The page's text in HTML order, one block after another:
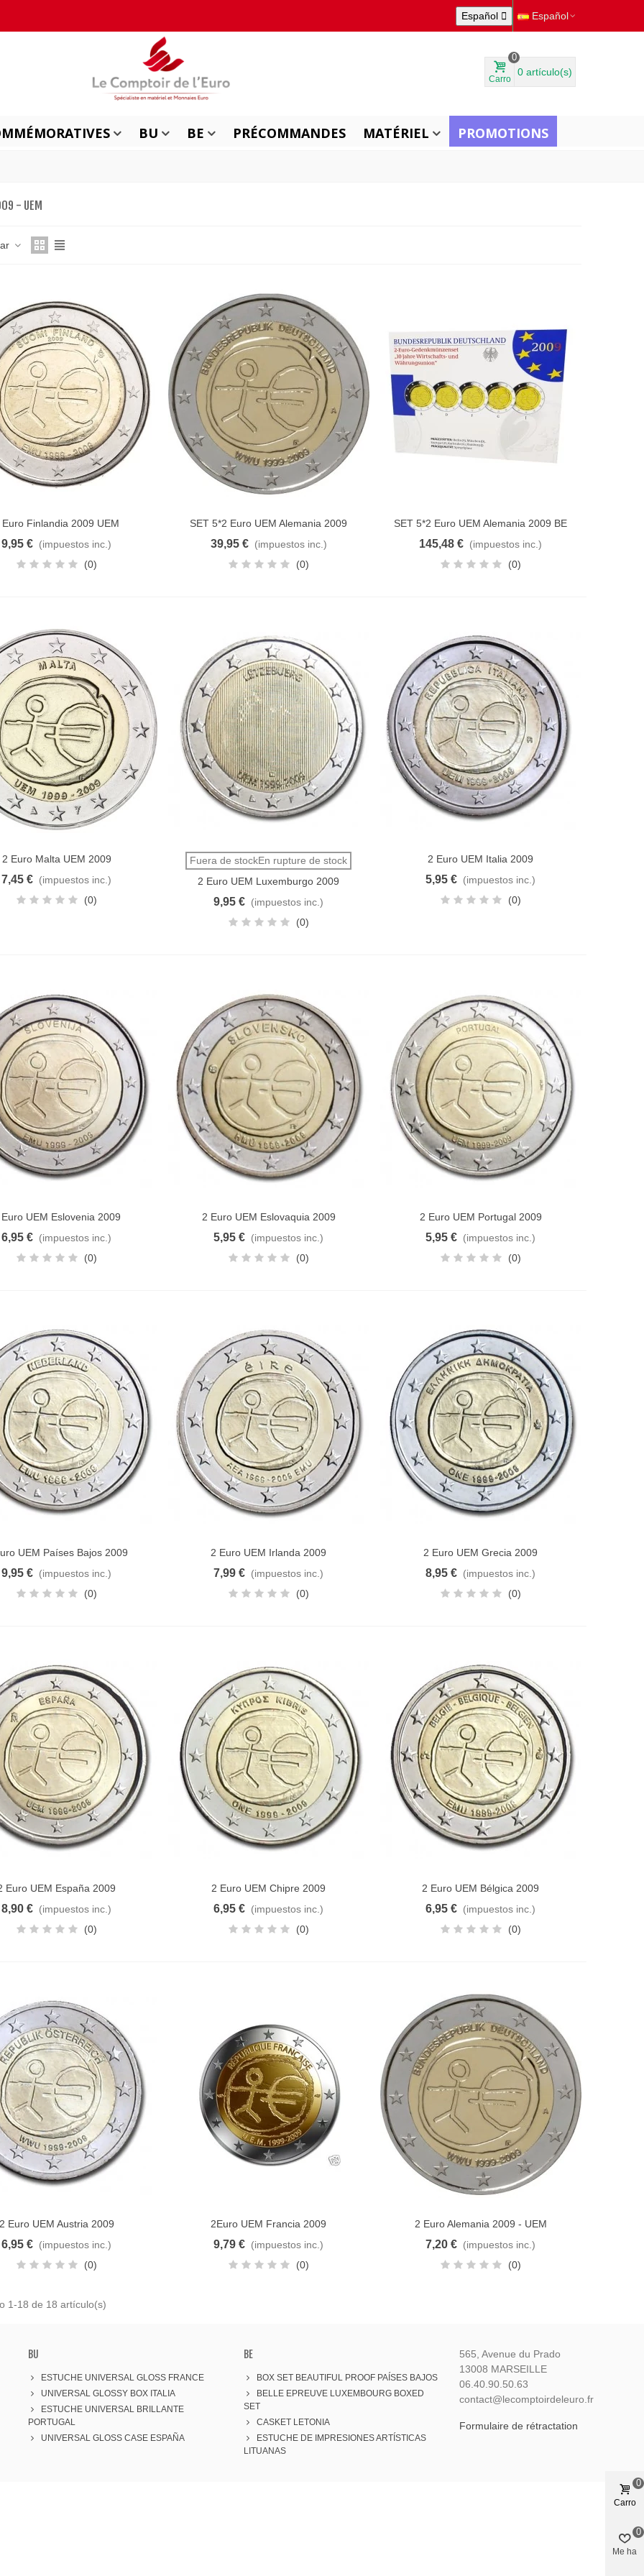
Español  Español
Carro
0
0 artículo(s)
BU BE PRÉCOMMANDES MATÉRIEL PROMOTIONS
- UEM
al carrito
Euro Finlandia 2009 UEM
9,95 € (impuestos inc.)
(0)
Añadir al carrito
SET 5*2 Euro UEM Alemania 2009
39,95 € (impuestos inc.)
(0)
Añadir al carrito
SET 5*2 Euro UEM Alemania 2009 BE
145,48 € (impuestos inc.)
(0)
al carrito
2 Euro Malta UEM 2009
7,45 € (impuestos inc.)
(0)
Vista rápida
Fuera de stockEn rupture de stock
2 Euro UEM Luxemburgo 2009
9,95 € (impuestos inc.)
(0)
Añadir al carrito
2 Euro UEM Italia 2009
5,95 € (impuestos inc.)
(0)
al carrito
UEM Eslovenia 2009
6,95 € (impuestos inc.)
(0)
Añadir al carrito
2 Euro UEM Eslovaquia 2009
5,95 € (impuestos inc.)
(0)
Añadir al carrito
2 Euro UEM Portugal 2009
5,95 € (impuestos inc.)
(0)
al carrito
UEM Países Bajos 2009
9,95 € (impuestos inc.)
(0)
Añadir al carrito
2 Euro UEM Irlanda 2009
7,99 € (impuestos inc.)
(0)
Añadir al carrito
2 Euro UEM Grecia 2009
8,95 € (impuestos inc.)
(0)
al carrito
Euro UEM España 2009
8,90 € (impuestos inc.)
(0)
Añadir al carrito
2 Euro UEM Chipre 2009
6,95 € (impuestos inc.)
(0)
Añadir al carrito
2 Euro UEM Bélgica 2009
6,95 € (impuestos inc.)
(0)
al carrito
Euro UEM Austria 2009
6,95 € (impuestos inc.)
(0)
Añadir al carrito
2Euro UEM Francia 2009
9,79 € (impuestos inc.)
(0)
Añadir al carrito
2 Euro Alemania 2009 - UEM
7,20 € (impuestos inc.)
(0)
1-18 de 18 artículo(s)
BU
ESTUCHE UNIVERSAL GLOSS FRANCE
UNIVERSAL GLOSSY BOX ITALIA
ESTUCHE UNIVERSAL BRILLANTE
PORTUGAL
UNIVERSAL GLOSS CASE ESPAÑA
BE
BOX SET BEAUTIFUL PROOF PAÍSES BAJOS
BELLE EPREUVE LUXEMBOURG BOXED
SET
CASKET LETONIA
ESTUCHE DE IMPRESIONES ARTÍSTICAS
LITUANAS
565, Avenue du Prado
13008 MARSEILLE
06.40.90.50.63
contact@lecomptoirdeleuro.fr
Formulaire de rétractation
Carro
0
Me ha
0